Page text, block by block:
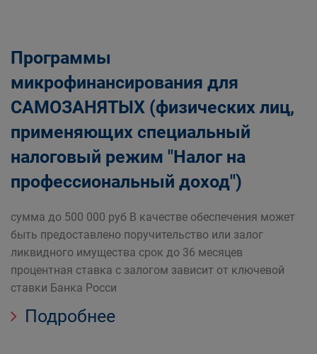
Программы
микрофинансирования для
САМОЗАНЯТЫХ (физических лиц,
применяющих специальный
налоговый режим "Налог на
профессиональный доход")
сумма до 500 000 руб В качестве обеспечения может
быть предоставлено поручительство или залог
ликвидного имущества срок до 36 месяцев
процентная ставка с залогом зависит от ключевой
ставки Банка Росси
Подробнее